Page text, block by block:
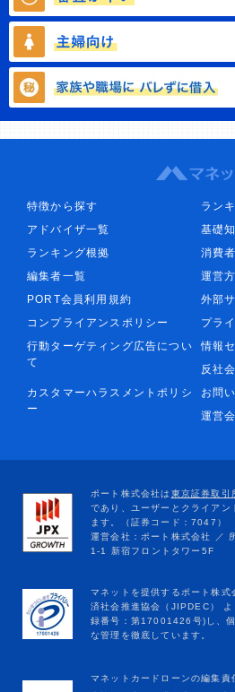
特徴から探す
ラン
アドバイザ一覧
基礎
ランキング根拠
消費
編集者一覧
運営
PORT会員利用規約
外部
コンプライアンスポリシー
プラ
行動ターゲティング広告につい
て
情報
反社
カスタマーハラスメントポリシ
ー
お問
運営
マネットカードローンの編集